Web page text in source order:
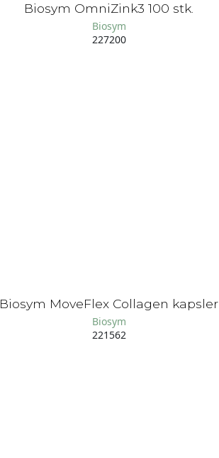
Biosym OmniZink3 100 stk.
Biosym
227200
Biosym MoveFlex Collagen kapsler
Biosym
221562